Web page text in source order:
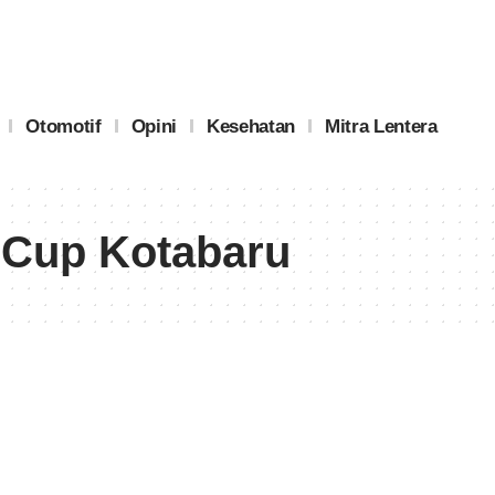
Otomotif Opini Kesehatan Mitra Lentera
Kotabaru